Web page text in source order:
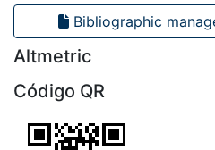
Bibliographic
Altmetric
Código QR